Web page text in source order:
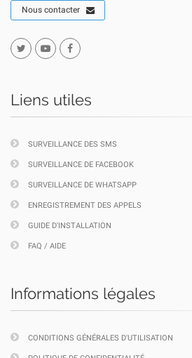
Nous contacter
Liens utiles
SURVEILLANCE DES SMS
SURVEILLANCE DE FACEBOOK
SURVEILLANCE DE WHATSAPP
ENREGISTREMENT DES APPELS
GUIDE D'INSTALLATION
FAQ / AIDE
Informations légales
CONDITIONS GÉNÉRALES D'UTILISATION